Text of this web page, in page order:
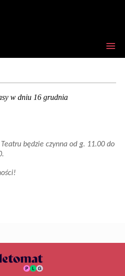
w dniu 16 grudnia
będzie czynna od g. 11.00 do